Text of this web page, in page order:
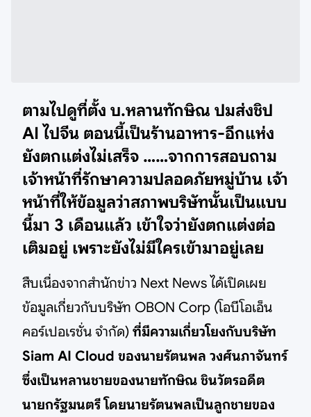
ตามไปดูที่ตั้ง บ.หลานทักษิณ ปมส่งชิป
AI ไปจีน ตอนนี้เป็นร้านอาหาร-อีกแห่ง
ยังตกแต่งไม่เสร็จ ……จากการสอบถาม
เจ้าหน้าที่รักษาความปลอดภัยหมู่บ้าน เจ้า
หน้าที่ให้ข้อมูลว่าสภาพบริษัทนั้นเป็นแบบ
นี้มา 3 เดือนแล้ว เข้าใจว่ายังตกแต่งต่อ
เติมอยู่ เพราะยังไม่มีใครเข้ามาอยู่เลย
สืบเนื่องจากสำนักข่าว Next News ได้เปิดเผย
ข้อมูลเกี่ยวกับบริษัท OBON Corp (โอบีโอเอ็น
คอร์เปอเรชั่น จำกัด) ที่มีความเกี่ยวโยงกับบริษัท
Siam AI Cloud ของนายรัตนพล วงศ์นภาจันทร์
ซึ่งเป็นหลานชายของนายทักษิณ ชินวัตรอดีต
นายกรัฐมนตรี โดยนายรัตนพลเป็นลูกชายของ